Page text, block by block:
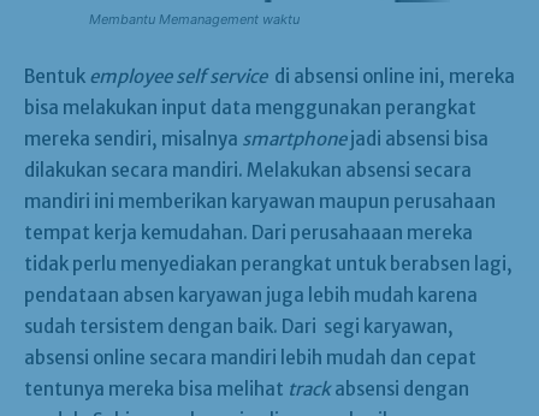
Membantu Memanagement waktu
Bentuk employee self service di absensi online ini, mereka
bisa melakukan input data menggunakan perangkat
mereka sendiri, misalnya smartphonejadi absensi bisa
dilakukan secara mandiri. Melakukan absensi secara
mandiri ini memberikan karyawan maupun perusahaan
tempat kerja kemudahan. Dari perusahaaan mereka
tidak perlu menyediakan perangkat untuk berabsen lagi,
pendataan absen karyawan juga lebih mudah karena
sudah tersistem dengan baik. Dari segi karyawan,
absensi online secara mandiri lebih mudah dan cepat
tentunya mereka bisa melihat trackabsensi dengan